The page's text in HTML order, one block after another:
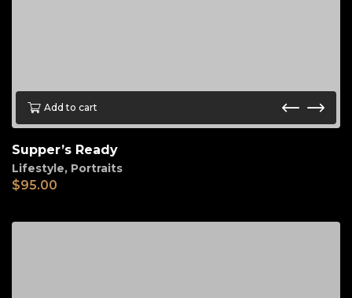
Add to cart
Supper’s Ready
Lifestyle, Portraits
$95.00